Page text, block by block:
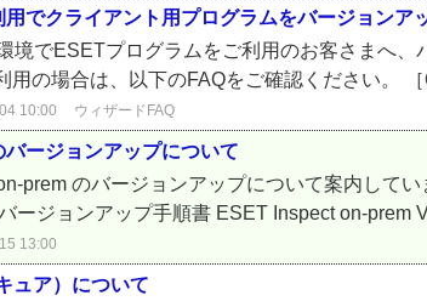
でクライアント用プログラムをバージョンア
境でESETプログラムをご利用のお客さまへ
用の場合は、以下のFAQをご確認ください。
10:00 ウィザードFAQ
ージョンアップについて
prem のバージョンアップについて案内して
ージョンアップ手順書 ESET Inspect on-prem
13:00
ュア）について